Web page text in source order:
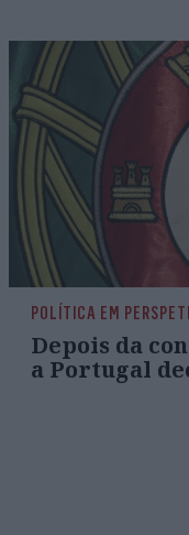
POLÍTICA EM
Depois da
a Portugal